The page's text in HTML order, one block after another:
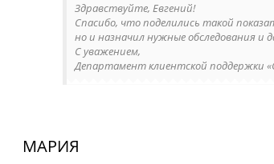
Здравствуйте, Евгений!
Спасибо, что поделились такой
но и назначил нужные обследования и
С уважением,
Департамент клиентской поддержки
МАРИЯ